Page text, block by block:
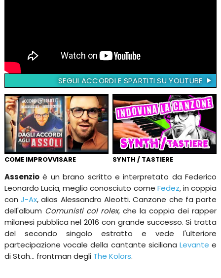
SEGUI ACCORDI E SPARTITI SU YOUTUBE
COME IMPROVVISARE SYNTH / TASTIERE
Assenzioè un brano scritto e interpretato da Federico
Leonardo Lucia, meglio conosciuto come Fedez, in coppia
conJ-Ax, alias Alessandro Aleotti. Canzone che fa parte
dell'album Comunisti col rolex, che la coppia dei rapper
milanesi pubblica nel 2016 con grande successo. Si tratta
del secondo singolo estratto e vede l'ulteriore
partecipazione vocale della cantante siciliana Levante e
di Stah... frontman degli The Kolors.